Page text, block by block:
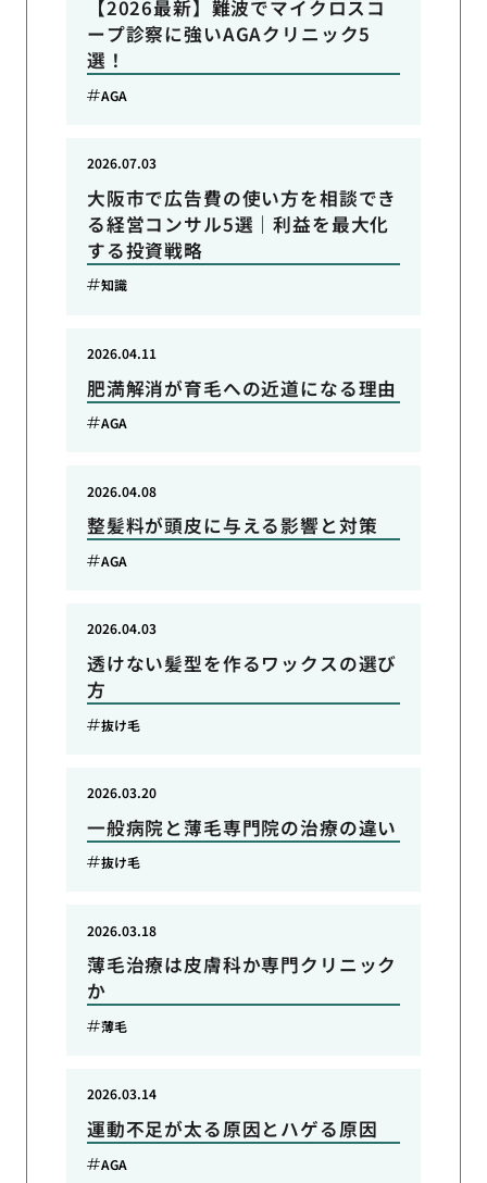
【2026最新】難波でマイクロスコ
ープ診察に強いAGAクリニック5
選！
AGA
大阪市で広告費の使い方を相談でき
る経営コンサル5選｜利益を最大化
する投資戦略
2026.07.03
知識
肥満解消が育毛への近道になる理由
2026.04.11
AGA
整髪料が頭皮に与える影響と対策
2026.04.08
AGA
透けない髪型を作るワックスの選び
方
2026.04.03
抜け毛
一般病院と薄毛専門院の治療の違い
2026.03.20
抜け毛
薄毛治療は皮膚科か専門クリニック
か
2026.03.18
薄毛
運動不足が太る原因とハゲる原因
2026.03.14
AGA